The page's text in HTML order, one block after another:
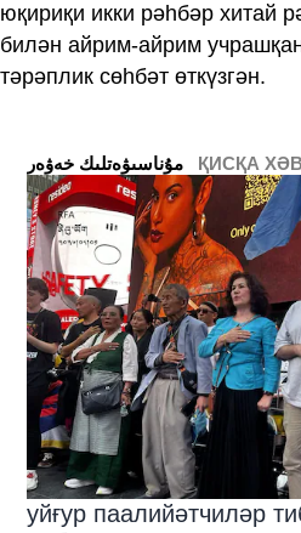
юқириқи икки рәһбәр хитай
билән айрим-айрим
тәрәплик сөһбәт өткүзгән.
ҚИСҚА
уйғур паалийәтчиләр